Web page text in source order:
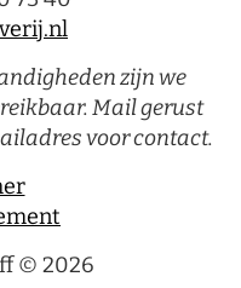
zijn we
Mail gerust
voor contact.
© 2026